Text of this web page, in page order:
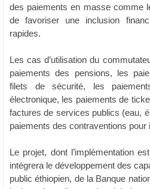
des paiements en masse comme
de favoriser une inclusion
rapides.
Les cas d’utilisation du
paiements des pensions, les
filets de sécurité, les
électronique, les paiements de
factures de services publics (eau,
paiements des contraventions pour
Le projet, dont l’implémentation
intégrera le développement des
public éthiopien, de la Banque